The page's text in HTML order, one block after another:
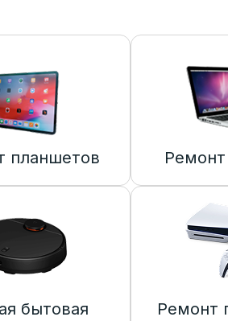
планшетов Ремонт
бытовая
Ремонт